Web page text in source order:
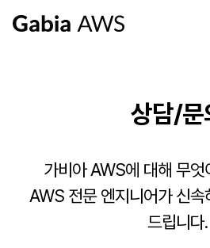
상담/문
가비아 AWS에 대해 무엇
AWS 전문 엔지니어가 신속
드립니다.